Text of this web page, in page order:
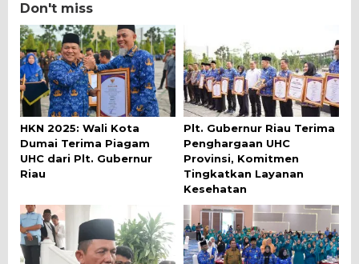
Don't miss
HKN 2025: Wali Kota
Dumai Terima Piagam
UHC dari Plt. Gubernur
Riau
Plt. Gubernur Riau Terima
Penghargaan UHC
Provinsi, Komitmen
Tingkatkan Layanan
Kesehatan